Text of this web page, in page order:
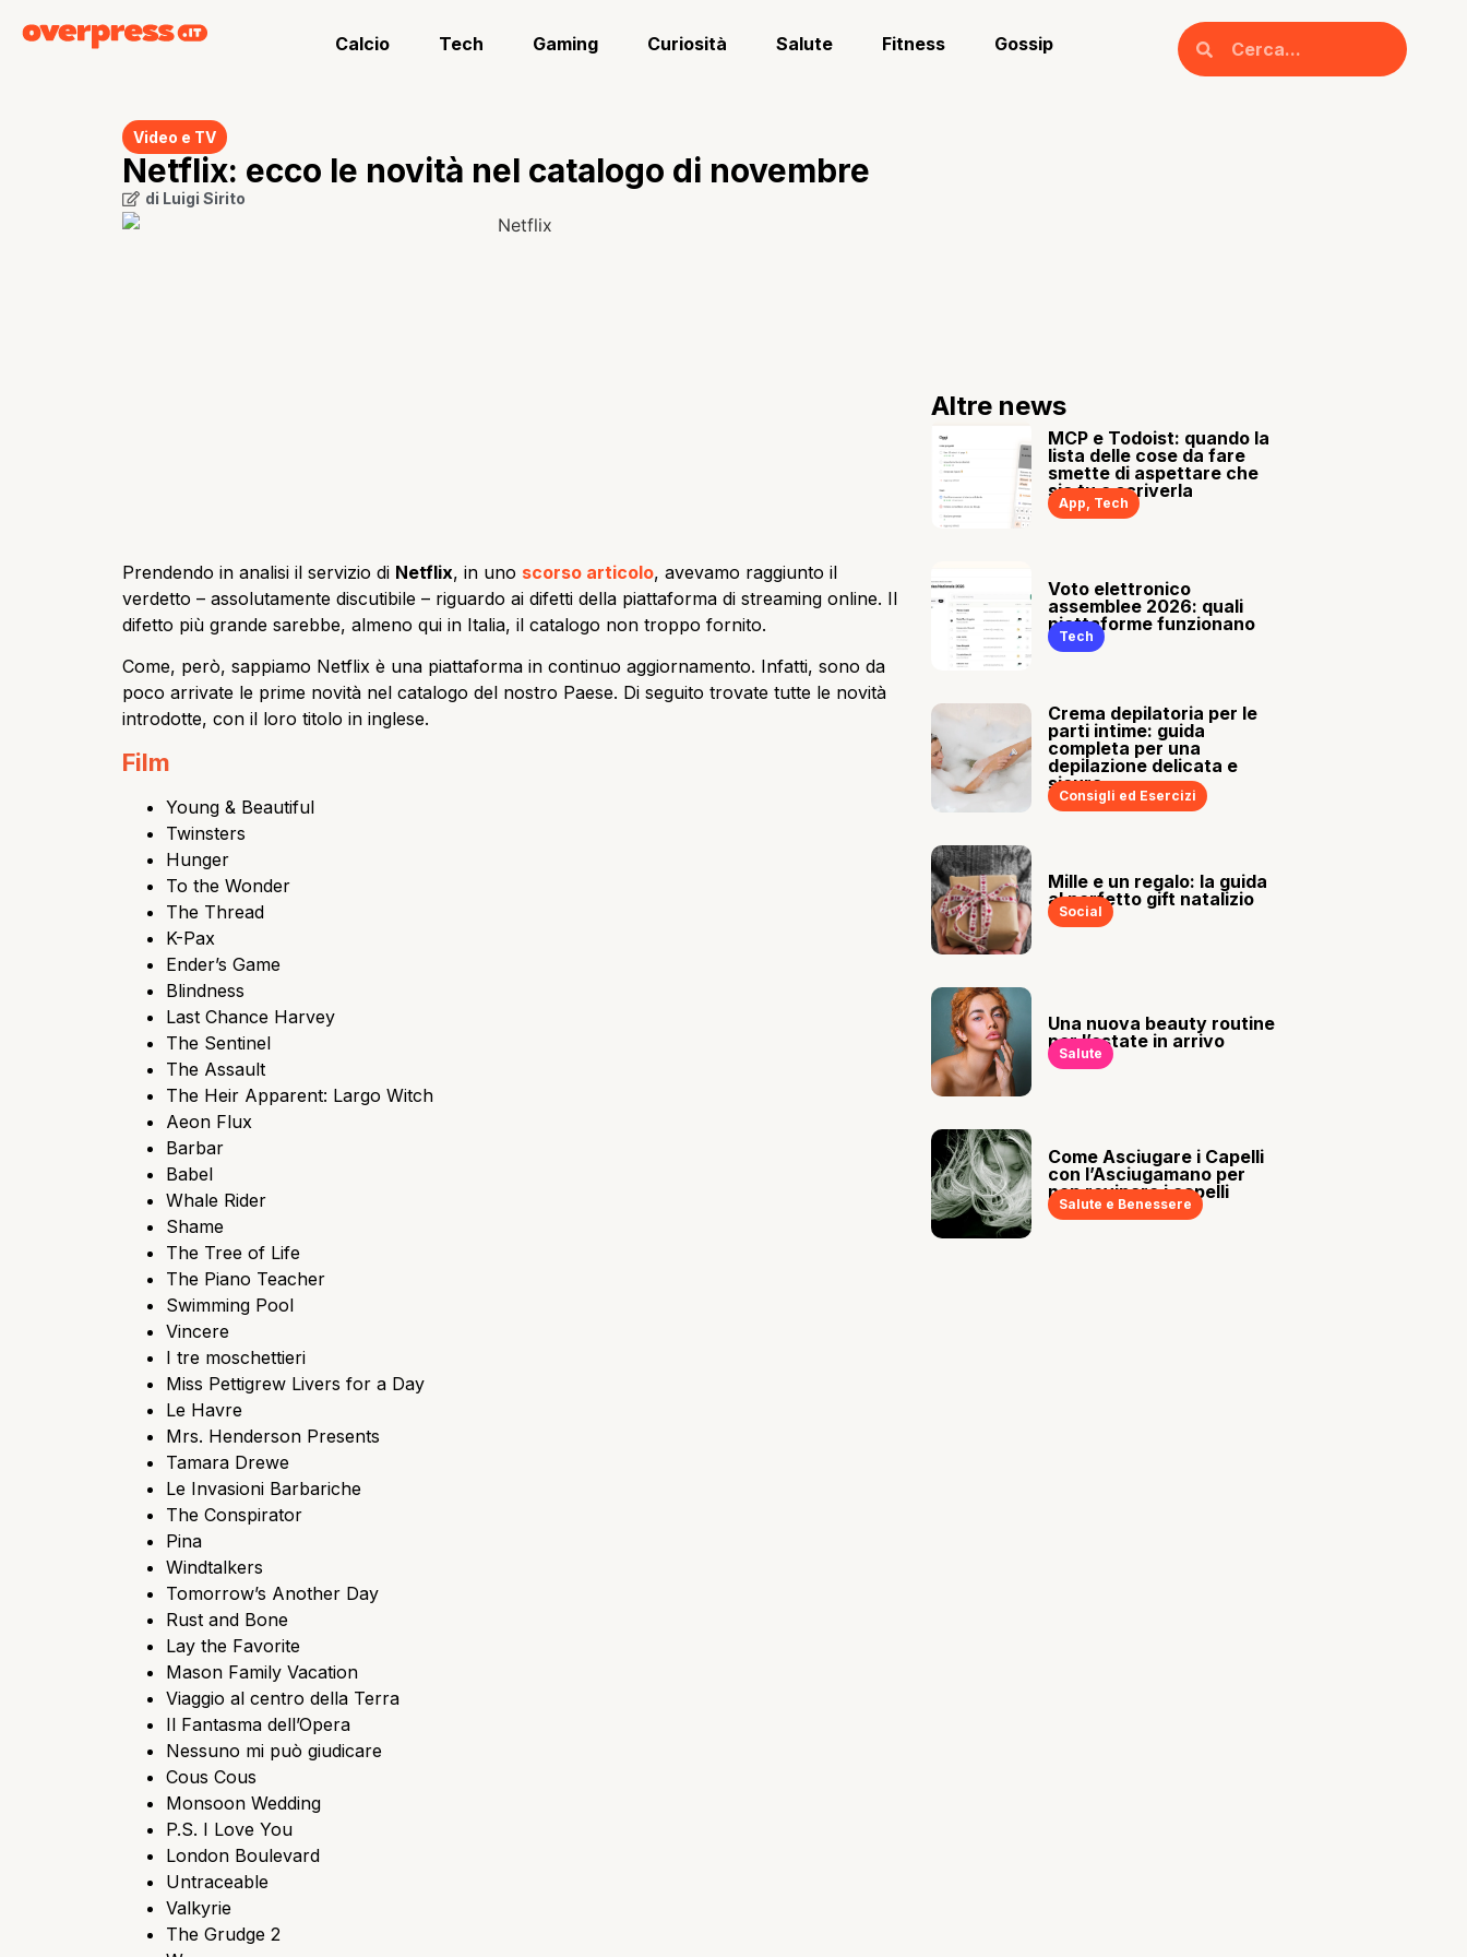
Calcio Tech Gaming Curiosità Salute Fitness Gossip
Video e TV
Netflix: ecco le novità nel catalogo di novembre
di Luigi Sirito
Prendendo in analisi il servizio di Netflix, in uno scorso articolo, avevamo raggiunto il
verdetto – assolutamente discutibile – riguardo ai difetti della piattaforma di streaming online. Il
difetto più grande sarebbe, almeno qui in Italia, il catalogo non troppo fornito.
Come, però, sappiamo Netflix è una piattaforma in continuo aggiornamento. Infatti, sono da
poco arrivate le prime novità nel catalogo del nostro Paese. Di seguito trovate tutte le novità
introdotte, con il loro titolo in inglese.
Film
Young & Beautiful
Twinsters
Hunger
To the Wonder
The Thread
K-Pax
Ender’s Game
Blindness
Last Chance Harvey
The Sentinel
The Assault
The Heir Apparent: Largo Witch
Aeon Flux
Barbar
Babel
Whale Rider
Shame
The Tree of Life
The Piano Teacher
Swimming Pool
Vincere
I tre moschettieri
Miss Pettigrew Livers for a Day
Le Havre
Mrs. Henderson Presents
Tamara Drewe
Le Invasioni Barbariche
The Conspirator
Pina
Windtalkers
Tomorrow’s Another Day
Rust and Bone
Lay the Favorite
Mason Family Vacation
Viaggio al centro della Terra
Il Fantasma dell’Opera
Nessuno mi può giudicare
Cous Cous
Monsoon Wedding
P.S. I Love You
London Boulevard
Untraceable
Valkyrie
The Grudge 2
Altre news
MCP e Todoist: quando la
lista delle cose da fare
smette di aspettare che
sia tu a scriverla
App, Tech
Voto elettronico
assemblee 2026: quali
piattaforme funzionano
Tech
Crema depilatoria per le
parti intime: guida
completa per una
depilazione delicata e
sicura
Consigli ed Esercizi
Mille e un regalo: la guida
al perfetto gift natalizio
Social
Una nuova beauty routine
per l’estate in arrivo
Salute
Come Asciugare i Capelli
con l’Asciugamano per
non rovinare i capelli
Salute e Benessere